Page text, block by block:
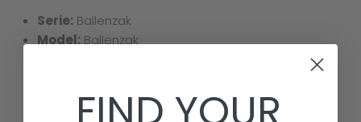
Serie: Ballenzak
Model: Ballenzak
Constructie: Balhouder